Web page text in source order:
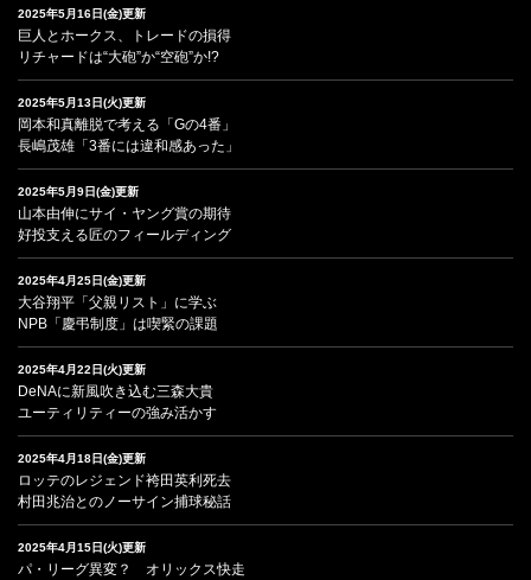
2025年5月16日(金)更新
巨人とホークス、トレードの損得
リチャードは“大砲”か“空砲”か!?
2025年5月13日(火)更新
岡本和真離脱で考える「Gの4番」
長嶋茂雄「3番には違和感あった」
2025年5月9日(金)更新
山本由伸にサイ・ヤング賞の期待
好投支える匠のフィールディング
2025年4月25日(金)更新
大谷翔平「父親リスト」に学ぶ
NPB「慶弔制度」は喫緊の課題
2025年4月22日(火)更新
DeNAに新風吹き込む三森大貴
ユーティリティーの強み活かす
2025年4月18日(金)更新
ロッテのレジェンド袴田英利死去
村田兆治とのノーサイン捕球秘話
2025年4月15日(火)更新
パ・リーグ異変？ オリックス快走